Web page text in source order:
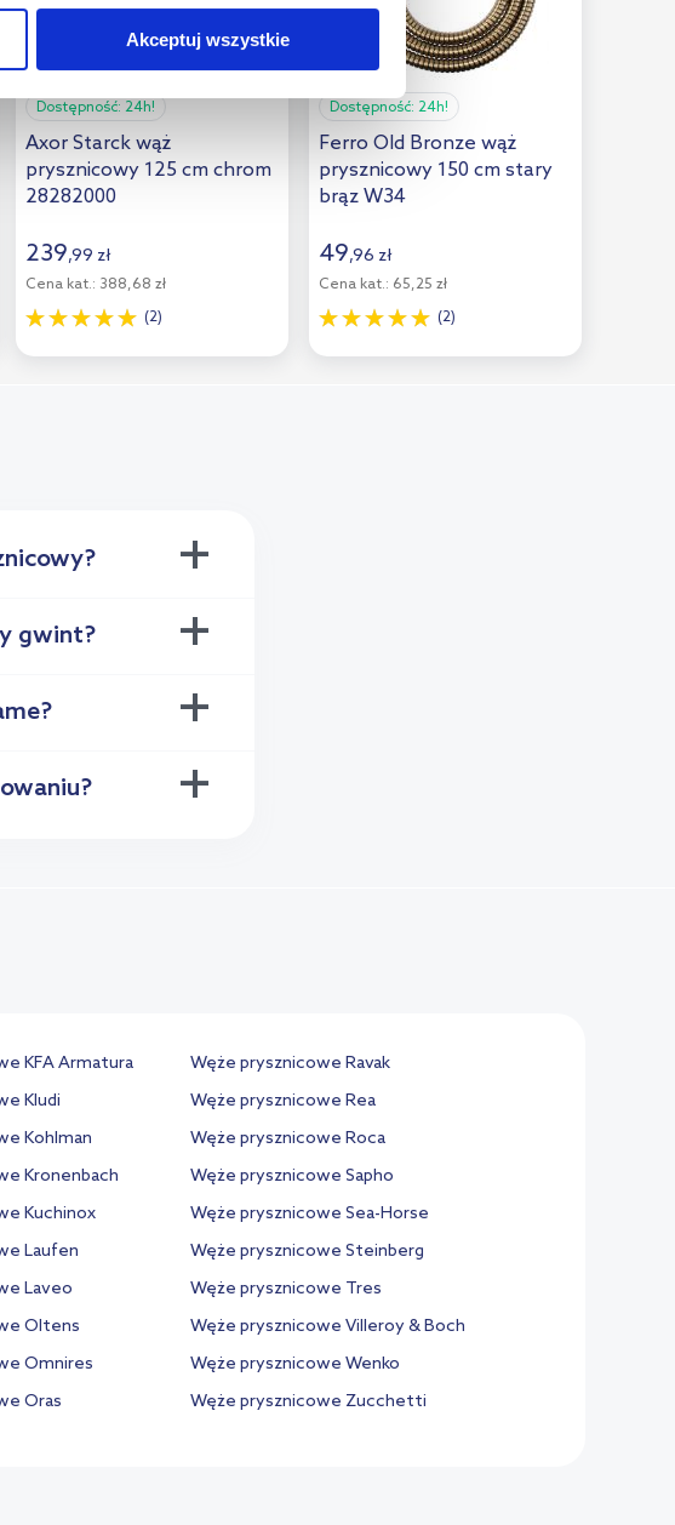
plikach cookie”.Akceptuj wszystkie
Dostępność: 24h!
Axor Starck wąż
prysznicowy 125 cm chrom
28282000
239,99 zł
Cena kat.: 388,68 zł
(2)
Dostępność: 24h!
Ferro Old Bronze wąż
prysznicowy 150 cm stary
brąz W34
49,96 zł
Cena kat.: 65,25 zł
(2)
+
gwint? +
+
+
KFA Armatura
Kludi
Kohlman
Kronenbach
Kuchinox
Laufen
Laveo
Oltens
Omnires
Oras
Węże prysznicowe Ravak
Węże prysznicowe Rea
Węże prysznicowe Roca
Węże prysznicowe Sapho
Węże prysznicowe Sea-Horse
Węże prysznicowe Steinberg
Węże prysznicowe Tres
Węże prysznicowe Villeroy & Boch
Węże prysznicowe Wenko
Węże prysznicowe Zucchetti